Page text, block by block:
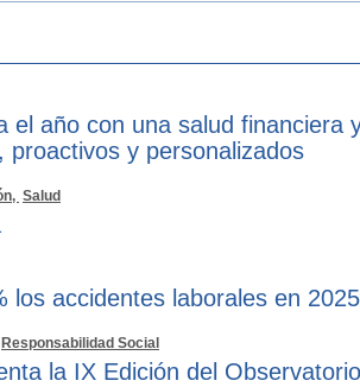
el año con una salud
proactivos y personalizados
Salud
los accidentes laborales en 2025
Responsabilidad Social
la IX Edición del